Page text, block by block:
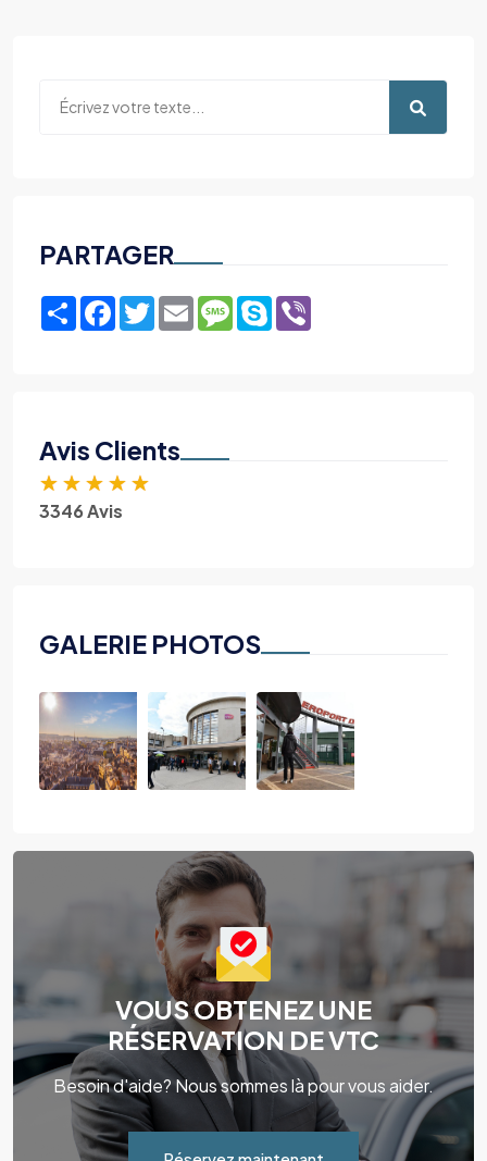
PARTAGER
ShareFacebook
TwitterEmailMessage
Skype
Avis Clients
★ ★ ★ ★ ★
3346 Avis
GALERIE PHOTOS
VOUS OBTENEZ UNE
RÉSERVATION DE VTC
Besoin d'aide? Nous sommes là pour vous aider.